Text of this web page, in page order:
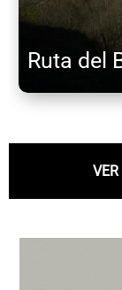
Ruta del